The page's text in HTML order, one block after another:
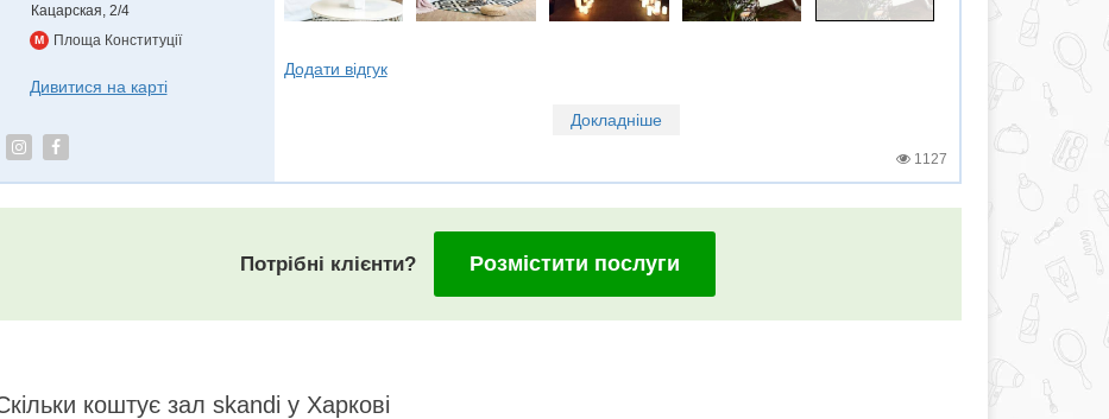
Кацарская, 2/4
M Площа Конституції
Дивитися на карті
Додати відгук
Докладніше
1127
Потрібні клієнти? Розмістити послуги
коштує зал skandi у Харкові